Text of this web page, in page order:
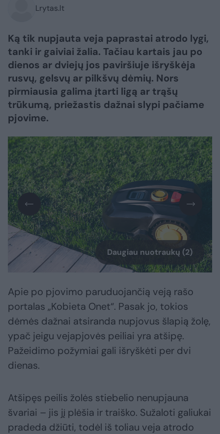
Lrytas.lt
Ką tik nupjauta veja paprastai atrodo lygi,
tanki ir gaiviai žalia. Tačiau kartais jau po
dienos ar dviejų jos paviršiuje išryškėja
rusvų, gelsvų ar pilkšvų dėmių. Nors
pirmiausia galima įtarti ligą ar trąšų
trūkumą, priežastis dažnai slypi pačiame
pjovime.
Daugiau nuotraukų (2)
Apie po pjovimo paruduojančią veją rašo
portalas „Kobieta Onet“. Pasak jo, tokios
dėmės dažnai atsiranda nupjovus šlapią žolę,
ypač jeigu vejapjovės peiliai yra atšipę.
Pažeidimo požymiai gali išryškėti per dvi
dienas.
Atšipęs peilis žolės stiebelio nenupjauna
švariai – jis jį plėšia ir traiško. Sužaloti galiukai
pradeda džiūti, todėl iš toliau veja atrodo